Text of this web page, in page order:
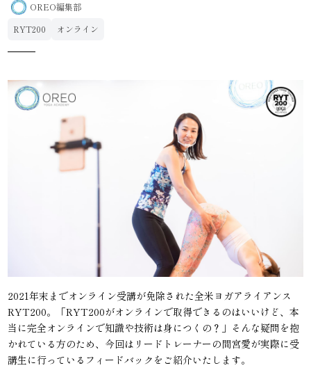
OREO編集部
RYT200
オンライン
2021年末までオンライン受講が免除された全米ヨガアライアンス
RYT200。「RYT200がオンラインで取得できるのはいいけど、本
当に完全オンラインで知識や技術は身につくの？」そんな疑問を抱
かれている方のため、今回はリードトレーナーの間宮愛が実際に受
講生に行っているフィードバックをご紹介いたします。